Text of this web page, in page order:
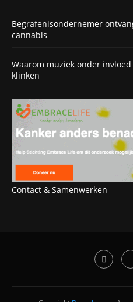
Begrafenisondernemer
cannabis
Waarom muziek onder
klinken
Contact & Samenwerken